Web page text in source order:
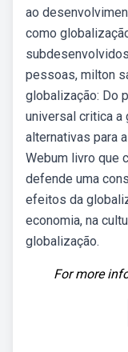
ao
como
pessoas, milton
globalização: Do
universal critica
alternativas para
Webum livro que
defende uma
efeitos da
economia, na
globalização.
For more